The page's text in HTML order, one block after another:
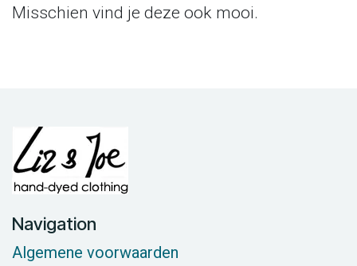
Misschien vind je deze ook mooi.
Navigation
Algemene voorwaarden